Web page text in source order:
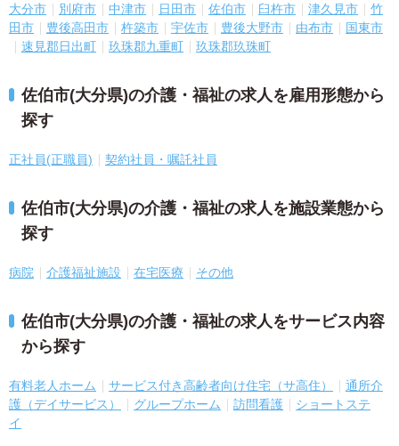
大分市 別府市 中津市 日田市 佐伯市 臼杵市 津久見市
竹
田市
豊後高田市 杵築市 宇佐市 豊後大野市 由布市
国東市
速見郡日出町
玖珠郡九重町 玖珠郡玖珠町
佐伯市(大分県)の介護・福祉の求人を雇用形態から
探す
正社員(正職員) 契約社員・嘱託社員
佐伯市(大分県)の介護・福祉の求人を施設業態から
探す
病院 介護福祉施設 在宅医療 その他
佐伯市(大分県)の介護・福祉の求人をサービス内容
から探す
有料老人ホーム サービス付き高齢者向け住宅（サ高住）
通所介
護（デイサービス）
グループホーム 訪問看護
ショートステ
イ